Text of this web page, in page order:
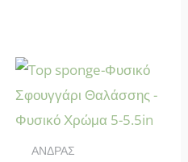
ΑΝΔΡΑΣ